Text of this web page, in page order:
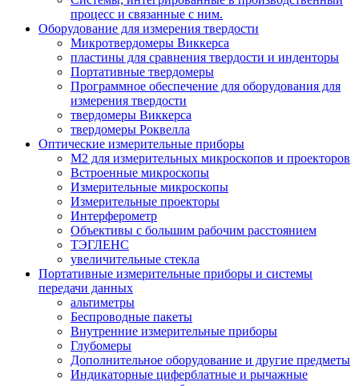
процесс и связанные с ним.
Оборудование для измерения твердости
Микротвердомеры Виккерса
пластины для сравнения твердости и инденторы
Портативные твердомеры
Программное обеспечение для оборудования для
измерения твердости
твердомеры Виккерса
твердомеры Роквелла
Оптические измерительные приборы
M2 для измерительных микроскопов и проекторов
Встроенные микроскопы
Измерительные микроскопы
Измерительные проекторы
Интерферометр
Объективы с большим рабочим расстоянием
ТЭГЛЕНС
увеличительные стекла
Портативные измерительные приборы и системы
передачи данных
альтиметры
Беспроводные пакеты
Внутренние измерительные приборы
Глубомеры
Дополнительное оборудование и другие предметы
Индикаторные циферблатные и рычажные